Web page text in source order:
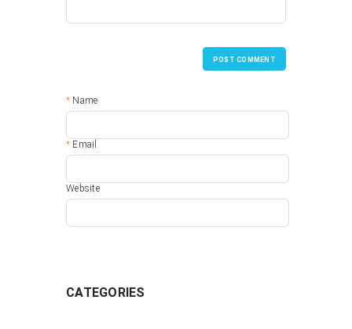
POST COMMENT
Name
Email
Website
CATEGORIES